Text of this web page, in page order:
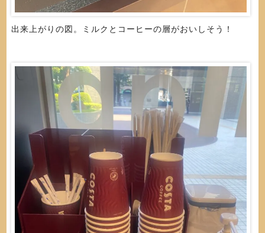
出来上がりの図。ミルクとコーヒーの層がおいしそう！